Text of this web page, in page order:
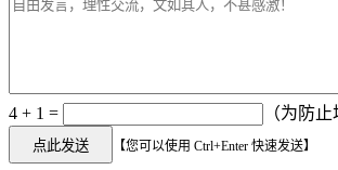
4 + 1 = （为防
【您可以使用 Ctrl+Enter 快速发送】